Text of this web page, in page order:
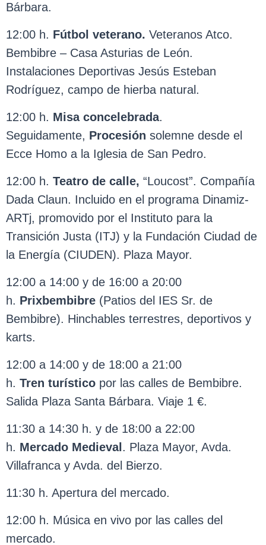
Bárbara.
12:00 h. Fútbol veterano. Veteranos Atco.
Bembibre – Casa Asturias de León.
Instalaciones Deportivas Jesús Esteban
Rodríguez, campo de hierba natural.
12:00 h. Misa concelebrada.
Seguidamente, Procesión solemne desde el
Ecce Homo a la Iglesia de San Pedro.
12:00 h. Teatro de calle, “Loucost”. Compañía
Dada Claun. Incluido en el programa Dinamiz-
ARTj, promovido por el Instituto para la
Transición Justa (ITJ) y la Fundación Ciudad de
la Energía (CIUDEN). Plaza Mayor.
12:00 a 14:00 y de 16:00 a 20:00
h. Prixbembibre (Patios del IES Sr. de
Bembibre). Hinchables terrestres, deportivos y
karts.
12:00 a 14:00 y de 18:00 a 21:00
h. Tren turístico por las calles de Bembibre.
Salida Plaza Santa Bárbara. Viaje 1 €.
11:30 a 14:30 h. y de 18:00 a 22:00
h. Mercado Medieval . Plaza Mayor, Avda.
Villafranca y Avda. del Bierzo.
11:30 h. Apertura del mercado.
12:00 h. Música en vivo por las calles del
mercado.